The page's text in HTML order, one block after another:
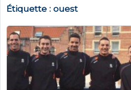
Étiquette : ouest